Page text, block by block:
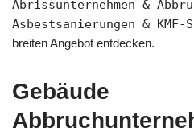
Abrissunternehmen &
Asbestsanierungen & KMF-
breiten Angebot entdecken.
Gebäude